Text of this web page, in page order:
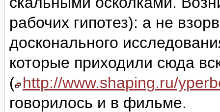
рабочих гипотез): а не
досконального
которые приходили сюда
( http://www.shaping.ru/
говорилось и в фильме.